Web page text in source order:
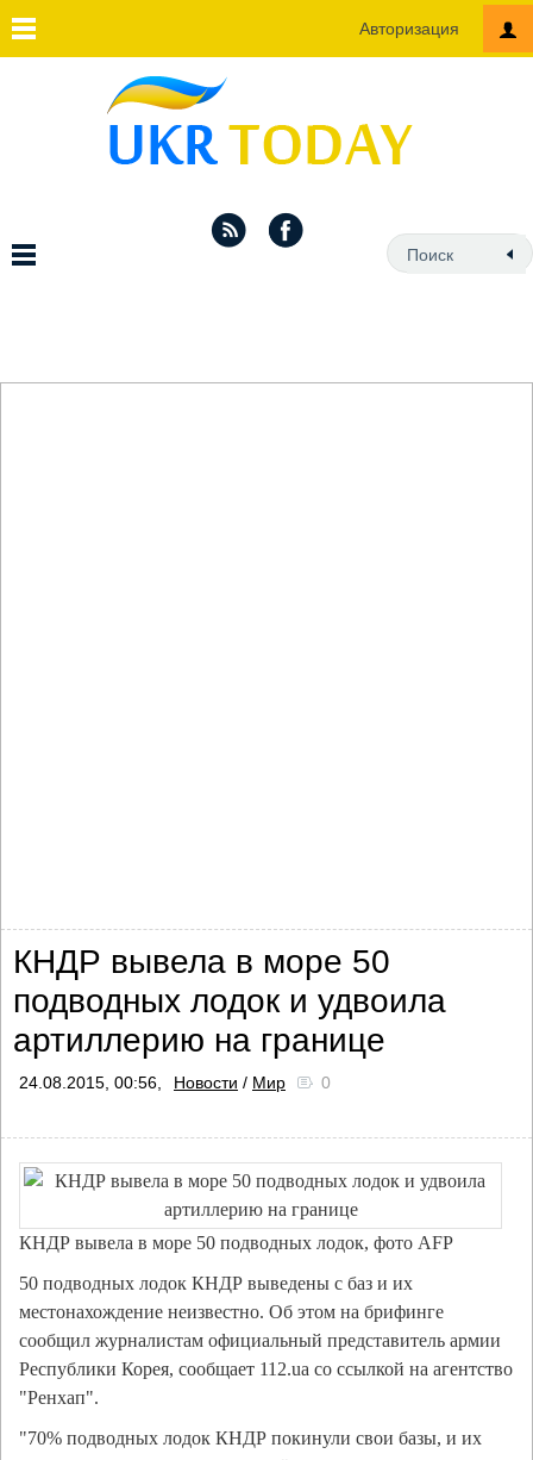
Авторизация
КНДР вывела в море 50
подводных лодок и удвоила
артиллерию на границе
24.08.2015, 00:56, Новости / Мир 0
КНДР вывела в море 50 подводных лодок, фото AFP
50 подводных лодок КНДР выведены с баз и их
местонахождение неизвестно. Об этом на брифинге
сообщил журналистам официальный представитель армии
Республики Корея, сообщает 112.ua со ссылкой на агентство
"Ренхап".
"70% подводных лодок КНДР покинули свои базы, и их